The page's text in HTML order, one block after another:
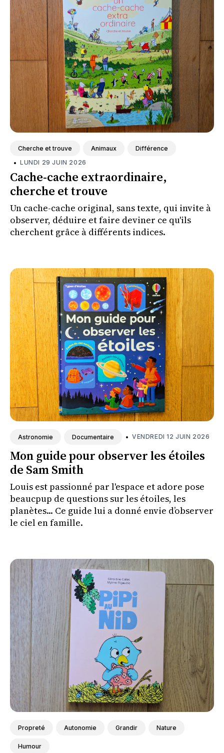
Cherche et trouve Animaux Différence
• LUNDI 29 JUIN 2026
Cache-cache extraordinaire,
cherche et trouve
Un cache-cache original, sans texte, qui invite à
observer, déduire et faire deviner ce qu'ils
cherchent grâce à différents indices.
Astronomie Documentaire • VENDREDI 12 JUIN 2026
Mon guide pour observer les étoiles
de Sam Smith
Louis est passionné par l'espace et adore pose
beaucpup de questions sur les étoiles, les
planètes... Ce guide lui a donné envie d’observer
le ciel en famille.
Propreté Autonomie Grandir Nature
Humour